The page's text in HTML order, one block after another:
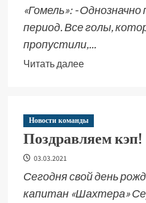
«Гомель»: -
период. Все голы,
пропустили,...
Читать далее
Новости команды
Поздравляем кэп!
03.03.2021
Сегодня свой день
капитан «Шахтера»